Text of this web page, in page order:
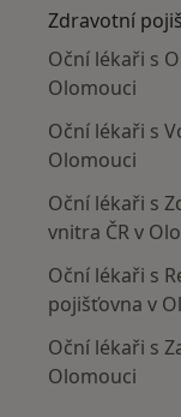
Zdravotní
Oční lékaři s
Olomouci
Oční lékaři s
Olomouci
Oční lékaři s
vnitra ČR v
Oční lékaři s
pojišťovna v
Oční lékaři s
Olomouci